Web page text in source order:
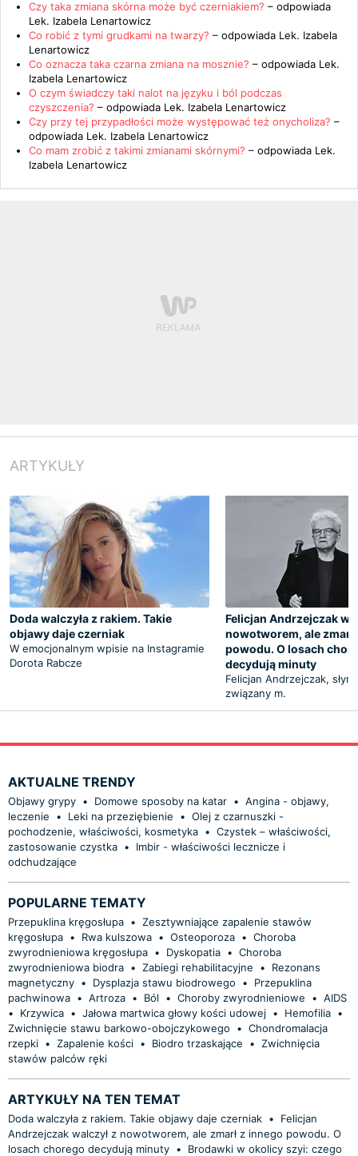
Czy taka zmiana skórna może być czerniakiem? – odpowiada
Lek. Izabela Lenartowicz
Co robić z tymi grudkami na twarzy? – odpowiada Lek. Izabela
Lenartowicz
Co oznacza taka czarna zmiana na mosznie? – odpowiada Lek.
Izabela Lenartowicz
O czym świadczy taki nalot na języku i ból podczas
czyszczenia? – odpowiada Lek. Izabela Lenartowicz
Czy przy tej przypadłości może występować też onycholiza? –
odpowiada Lek. Izabela Lenartowicz
Co mam zrobić z takimi zmianami skórnymi? – odpowiada Lek.
Izabela Lenartowicz
ARTYKUŁY
Doda walczyła z rakiem. Takie
objawy daje czerniak
W emocjonalnym wpisie na Instagramie
Dorota Rabcze
Felicjan Andrzejczak
nowotworem, ale zmarł
powodu. O losach
decydują minuty
Felicjan Andrzejczak,
związany m.
AKTUALNE TRENDY
Objawy grypy • Domowe sposoby na katar • Angina - objawy,
leczenie
• Leki na przeziębienie • Olej z czarnuszki -
pochodzenie, właściwości, kosmetyka • Czystek – właściwości,
zastosowanie czystka •
Imbir - właściwości lecznicze i
odchudzające
POPULARNE TEMATY
Przepuklina kręgosłupa • Zesztywniające zapalenie stawów
kręgosłupa • Rwa kulszowa • Osteoporoza • Choroba
zwyrodnieniowa kręgosłupa • Dyskopatia • Choroba
zwyrodnieniowa biodra • Zabiegi rehabilitacyjne •
Rezonans
magnetyczny • Dysplazja stawu biodrowego •
Przepuklina
pachwinowa • Artroza • Ból • Choroby zwyrodnieniowe • AIDS
•
Krzywica • Jałowa martwica głowy kości udowej • Hemofilia •
Zwichnięcie stawu barkowo-obojczykowego
• Chondromalacja
rzepki • Zapalenie kości • Biodro trzaskające • Zwichnięcia
stawów palców ręki
ARTYKUŁY NA TEN TEMAT
Doda walczyła z rakiem. Takie objawy daje czerniak •
Felicjan
Andrzejczak walczył z nowotworem, ale zmarł z innego powodu. O
losach chorego decydują minuty •
Brodawki w okolicy szyi: czego